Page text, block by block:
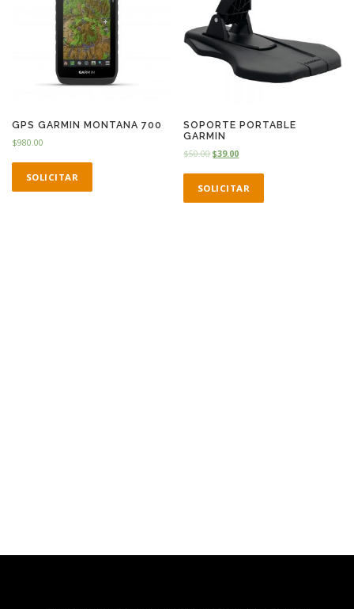
GPS GARMIN MONTANA 700
$980.00
SOLICITAR
SOPORTE PORTABLE
GARMIN
$50.00 $39.00
SOLICITAR